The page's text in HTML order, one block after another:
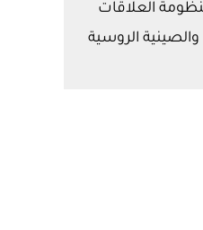
العلاقات
والصينية الروسية